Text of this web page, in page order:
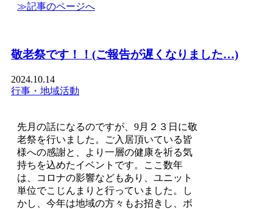
≫記事のページへ
敬老祭です！！(ご報告が遅くなりました…)
2024.10.14
行事・地域活動
先月の話になるのですが、9月２３日に敬
老祭を行いました。ご入居頂いている皆
様への感謝と、より一層の健康を祈る気
持ちを込めたイベントです。ここ数年
は、コロナの影響などもあり、ユニット
単位でこじんまりと行っていました。し
かし、今年は地域の方々もお招きし、ボ